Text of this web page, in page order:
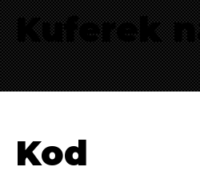
Kuferek
Kod